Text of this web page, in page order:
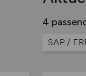
4
SAP /